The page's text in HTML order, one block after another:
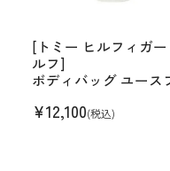
[トミー ヒルフィガ
ルフ]
ボディバッグ ユース
¥12,100(税込)